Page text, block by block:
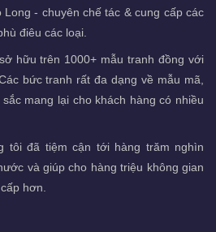
- chuyên chế tác & cung cấp các
điêu các loại.
hữu trên 1000+ mẫu tranh đồng với
bức tranh rất đa dạng về mẫu mã,
mang lại cho khách hàng có nhiều
tôi đã tiệm cận tới hàng trăm nghìn
và giúp cho hàng triệu không gian
hơn.